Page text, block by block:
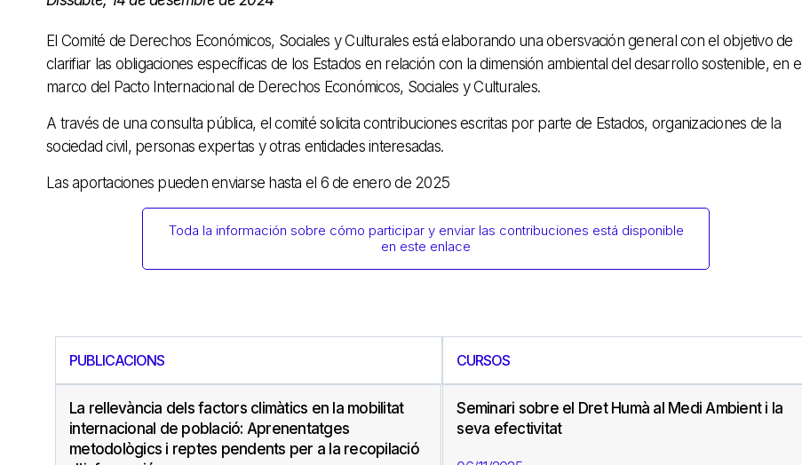
El Comité de Derechos Económicos, Sociales y Culturales está elaborando una obersvación general con el objetivo de
clarifiar las obligaciones específicas de los Estados en relación con la dimensión ambiental del desarrollo sostenible, en el
marco del Pacto Internacional de Derechos Económicos, Sociales y Culturales.
A través de una consulta pública, el comité solicita contribuciones escritas por parte de Estados, organizaciones de la
sociedad civil, personas expertas y otras entidades interesadas.
Las aportaciones pueden enviarse hasta el 6 de enero de 2025
Toda la información sobre cómo participar y enviar las contribuciones está disponible
en este enlace
PUBLICACIONS
La rellevància dels factors climàtics en la mobilitat
internacional de població: Aprenentatges
metodològics i reptes pendents per a la recopilació
CURSOS
Seminari sobre el Dret Humà al Medi Ambient i la
seva efectivitat